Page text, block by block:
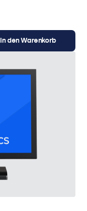
In den Warenkorb